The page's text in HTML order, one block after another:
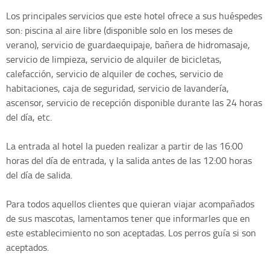
Los principales servicios que este hotel ofrece a sus huéspedes
son: piscina al aire libre (disponible solo en los meses de
verano), servicio de guardaequipaje, bañera de hidromasaje,
servicio de limpieza, servicio de alquiler de bicicletas,
calefacción, servicio de alquiler de coches, servicio de
habitaciones, caja de seguridad, servicio de lavandería,
ascensor, servicio de recepción disponible durante las 24 horas
del día, etc.
La entrada al hotel la pueden realizar a partir de las 16:00
horas del día de entrada, y la salida antes de las 12:00 horas
del día de salida.
Para todos aquellos clientes que quieran viajar acompañados
de sus mascotas, lamentamos tener que informarles que en
este establecimiento no son aceptadas. Los perros guía si son
aceptados.